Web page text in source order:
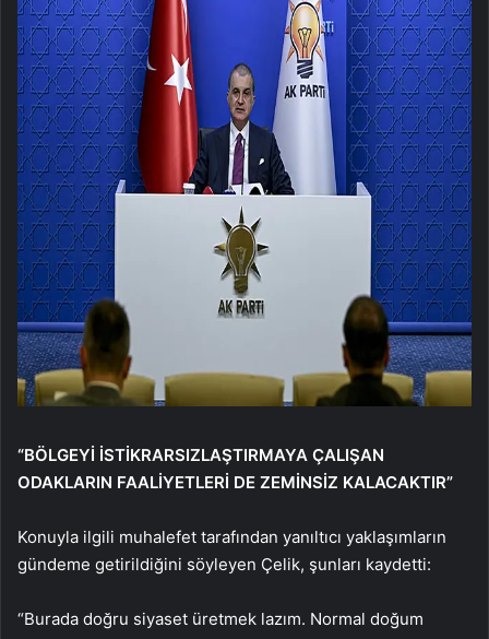
“BÖLGEYİ İSTİKRARSIZLAŞTIRMAYA ÇALIŞAN
ODAKLARIN FAALİYETLERİ DE ZEMİNSİZ KALACAKTIR”
Konuyla ilgili muhalefet tarafından yanıltıcı yaklaşımların
gündeme getirildiğini söyleyen Çelik, şunları kaydetti:
“Burada doğru siyaset üretmek lazım. Normal doğum